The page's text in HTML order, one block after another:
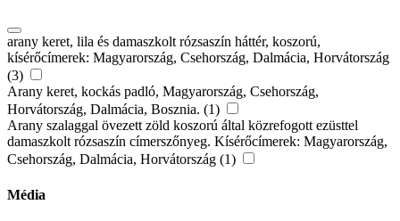
arany keret, lila és damaszkolt rózsaszín háttér, koszorú,
kísérőcímerek: Magyarország, Csehország, Dalmácia, Horvátország
(3)
Arany keret, kockás padló, Magyarország, Csehország,
Horvátország, Dalmácia, Bosznia. (1)
Arany szalaggal övezett zöld koszorú által közrefogott ezüsttel
damaszkolt rózsaszín címerszőnyeg. Kísérőcímerek: Magyarország,
Csehország, Dalmácia, Horvátország (1)
Média